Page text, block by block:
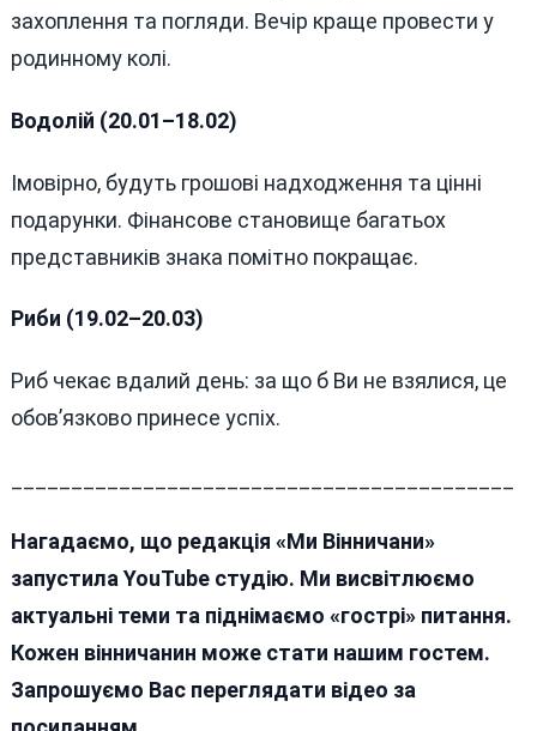
захоплення та погляди. Вечір краще провести у
родинному колі.
Водолій (20.01–18.02)
Імовірно, будуть грошові надходження та цінні
подарунки. Фінансове становище багатьох
представників знака помітно покращає.
Риби (19.02–20.03)
Риб чекає вдалий день: за що б Ви не взялися, це
обов’язково принесе успіх.
Нагадаємо, що редакція «Ми Вінничани»
запустила YouTube студію. Ми висвітлюємо
актуальні теми та піднімаємо «гострі» питання.
Кожен вінничанин може стати нашим гостем.
Запрошуємо Вас переглядати відео за